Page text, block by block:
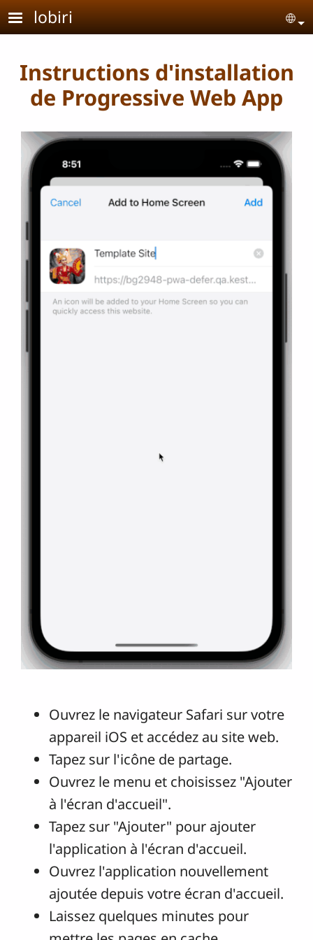
Aller au contenu principal
lobiri
Instructions d'installation
de Progressive Web App
Ouvrez le navigateur Safari sur votre
appareil iOS et accédez au site web.
Tapez sur l'icône de partage.
Ouvrez le menu et choisissez "Ajouter
à l'écran d'accueil".
Tapez sur "Ajouter" pour ajouter
l'application à l'écran d'accueil.
Ouvrez l'application nouvellement
ajoutée depuis votre écran d'accueil.
Laissez quelques minutes pour